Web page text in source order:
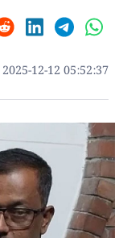
2025-12-12 05:52:37